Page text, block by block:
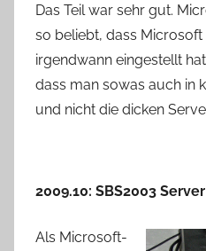
Das Teil war sehr gut.
so beliebt, dass Microsoft
irgendwann eingestellt
dass man sowas auch in
und nicht die dicken
2009.10: SBS2003 Server
Als Microsoft-